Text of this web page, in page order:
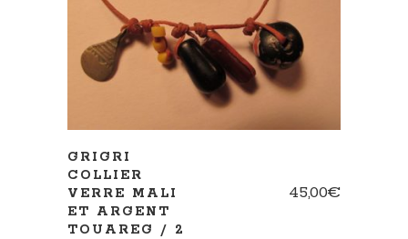
AJOUTER AU PANIER
GRIGRI
COLLIER
VERRE MALI
ET ARGENT
TOUAREG / 2
45,00€